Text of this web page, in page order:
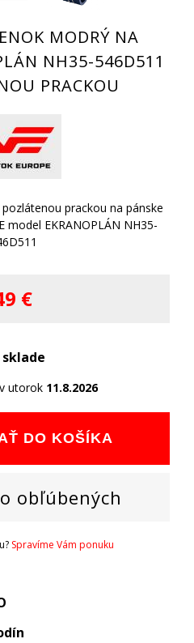
MODRÝ NA
NH35-546D511
PRACKOU
prackou na pánske
model EKRANOPLÁN NH35-
€
sklade
utorok 11.8.2026
DO KOŠÍKA
obľúbených
Spravíme Vám ponuku